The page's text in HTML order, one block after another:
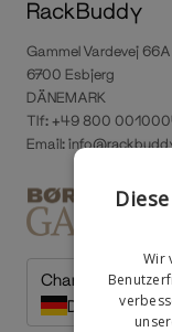
RackBuddy
Gammel Vardevej 66A
6700 Esbjerg
DÄNEMARK
Tlf: +49 800
Email:
Change country
Deutschland
Wir